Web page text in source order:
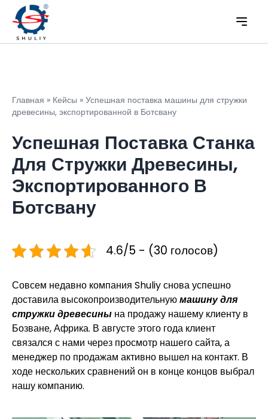
Главная » Кейсы » Успешная поставка машины для стружки
древесины, экспортированной в Ботсвану
Успешная Поставка Станка
Для Стружки Древесины,
Экспортированного В
Ботсвану
4.6/5 - (30 голосов)
Совсем недавно компания Shuliy снова успешно
доставила высокопроизводительнуюмашину для
стружки древесины на продажу нашему клиенту в
Бозване, Африка. В августе этого года клиент
связался с нами через просмотр нашего сайта, а
менеджер по продажам активно вышел на контакт. В
ходе нескольких сравнений он в конце концов выбрал
нашу компанию.